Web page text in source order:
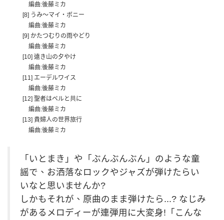
編曲:後藤ミカ
[8] うみ～マイ・ボニー
編曲:後藤ミカ
[9] かたつむりの雨やどり
編曲:後藤ミカ
[10] 遠き山の夕やけ
編曲:後藤ミカ
[11] エーデルワイス
編曲:後藤ミカ
[12] 聖者はベルと共に
編曲:後藤ミカ
[13] 貴婦人の世界旅行
編曲:後藤ミカ
「いとまき」や「ぶんぶんぶん」のような童
謡で、お洒落なロックやジャズが弾けたらい
いなと思いませんか?
しかもそれが、原曲のまま弾けたら...? なじみ
があるメロディーが連弾用に大変身!「こんな